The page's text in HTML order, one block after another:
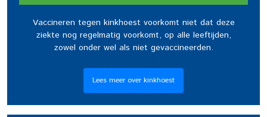
Vaccineren tegen kinkhoest voorkomt niet dat deze
ziekte nog regelmatig voorkomt, op alle leeftijden,
zowel onder wel als niet gevaccineerden.
Lees meer over kinkhoest